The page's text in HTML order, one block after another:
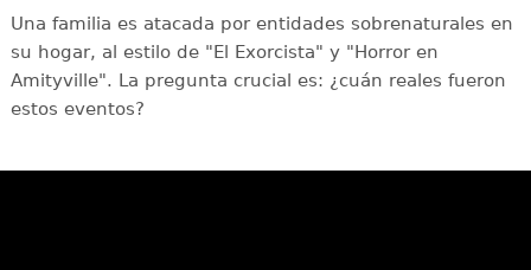
Una familia es atacada por entidades sobrenaturales en
su hogar, al estilo de "El Exorcista" y "Horror en
Amityville". La pregunta crucial es: ¿cuán reales fueron
estos eventos?